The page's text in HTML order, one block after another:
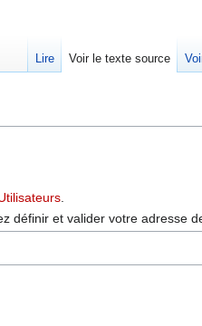
définir et valider votre adresse
Lire Voir le texte source